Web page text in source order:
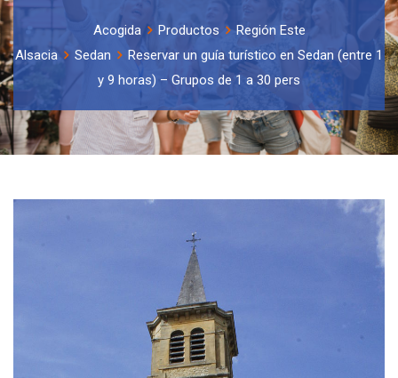
Acogida Productos
Región Este
Alsacia
Sedan
Reservar un guía turístico en Sedan (entre 1
y 9 horas) – Grupos de 1 a 30 pers